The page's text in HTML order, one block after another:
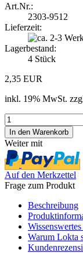
Art.Nr.:
2303-9512
Lieferzeit:
Lagerbestand:
4 Stück
2,35 EUR
inkl. 19% MwSt.
Weiter mit
Auf den Merkzettel
Frage zum Produkt
Beschreibung
Warum Lokta